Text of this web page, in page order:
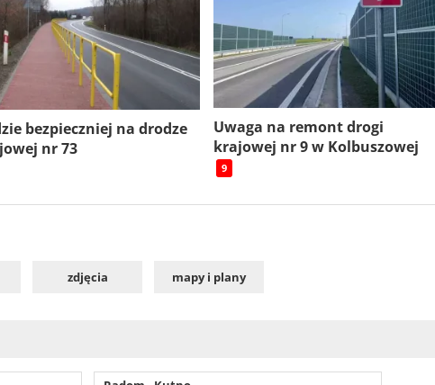
bezpieczniej na drodze
nr 73
Uwaga na remont drogi
krajowej nr 9 w Kolbuszowej
9
zdjęcia mapy i plany